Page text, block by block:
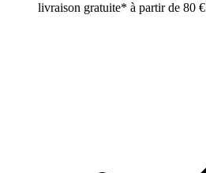
livraison gratuite* à partir de 80 €